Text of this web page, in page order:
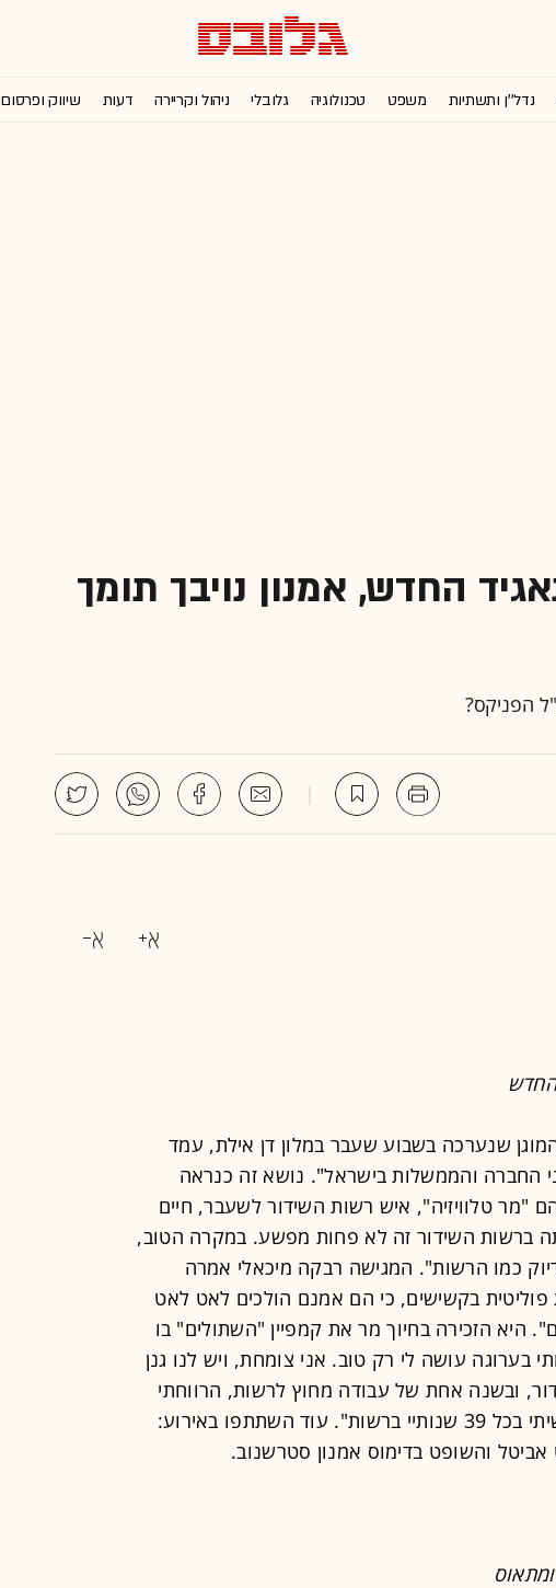
נדל''ן ותשתיות משפט טכנולוגיה גלובלי ניהול וקריירה דעות שיווק ופרסום
החדש, אמנון נויבך תומך
הפניקס?
החדש
המוגן שנערכה בשבוע שעבר במלון דן אילת, עמד
החברה והממשלות בישראל". נושא זה כנראה
טלוויזיה", איש רשות השידור לשעבר, חיים
ברשות השידור זה לא פחות מפשע. במקרה הטוב,
כמו הרשות". המגישה רבקה מיכאלי אמרה
פוליטית בקשישים, כי הם אמנם הולכים לאט לאט
היא הזכירה בחיוך מר את קמפיין "השתולים" בו
בערוגה עושה לי רק טוב. אני צומחת, ויש לנו גנן
השידור, ובשנה אחת של עבודה מחוץ לרשות, הרווחתי
כסף שווה ערך לכל הפנסיה שעשיתי בכל 39 שנותיי ברשות". עוד השתתפו באירוע:
והשופט בדימוס אמנון סטרשנוב.